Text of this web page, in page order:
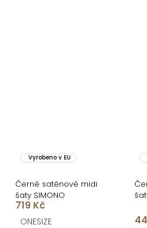
Vyrobeno v EU
Černé saténové midi
šaty SIMONO
719 Kč
ONESIZE